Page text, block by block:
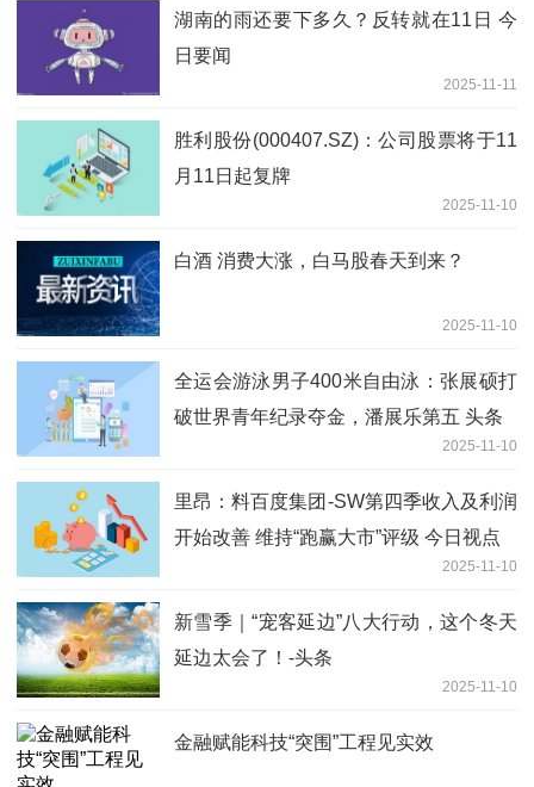
湖南的雨还要下多久？反转就在11日 今
日要闻
2025-11-11
胜利股份(000407.SZ)：公司股票将于11
月11日起复牌
2025-11-10
白酒 消费大涨，白马股春天到来？
2025-11-10
全运会游泳男子400米自由泳：张展硕打
破世界青年纪录夺金，潘展乐第五 头条
2025-11-10
里昂：料百度集团-SW第四季收入及利润
开始改善 维持“跑赢大市”评级 今日视点
2025-11-10
新雪季｜“宠客延边”八大行动，这个冬天
延边太会了！-头条
2025-11-10
金融赋能科技“突围”工程见实效